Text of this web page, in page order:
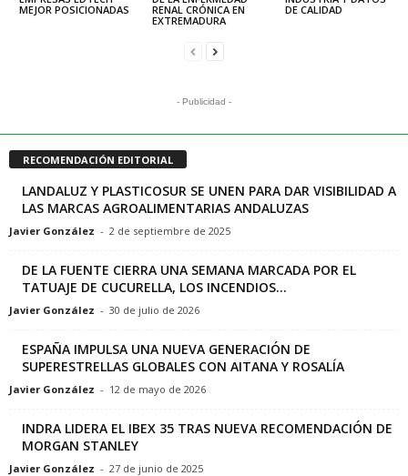
MEJOR POSICIONADAS
RENAL CRÓNICA EN
EXTREMADURA
DE CALIDAD
- Publicidad -
RECOMENDACIÓN EDITORIAL
LANDALUZ Y PLASTICOSUR SE UNEN PARA DAR VISIBILIDAD A
LAS MARCAS AGROALIMENTARIAS ANDALUZAS
Javier González - 2 de septiembre de 2025
DE LA FUENTE CIERRA UNA SEMANA MARCADA POR EL
TATUAJE DE CUCURELLA, LOS INCENDIOS...
Javier González - 30 de julio de 2026
ESPAÑA IMPULSA UNA NUEVA GENERACIÓN DE
SUPERESTRELLAS GLOBALES CON AITANA Y ROSALÍA
Javier González - 12 de mayo de 2026
INDRA LIDERA EL IBEX 35 TRAS NUEVA RECOMENDACIÓN DE
MORGAN STANLEY
Javier González - 27 de junio de 2025